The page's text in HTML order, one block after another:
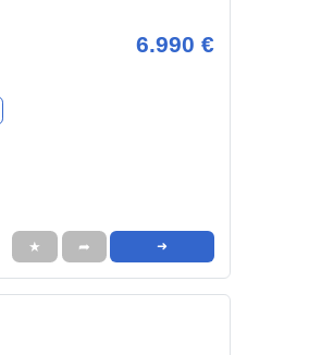
6.990 €
★ ➦ ➜